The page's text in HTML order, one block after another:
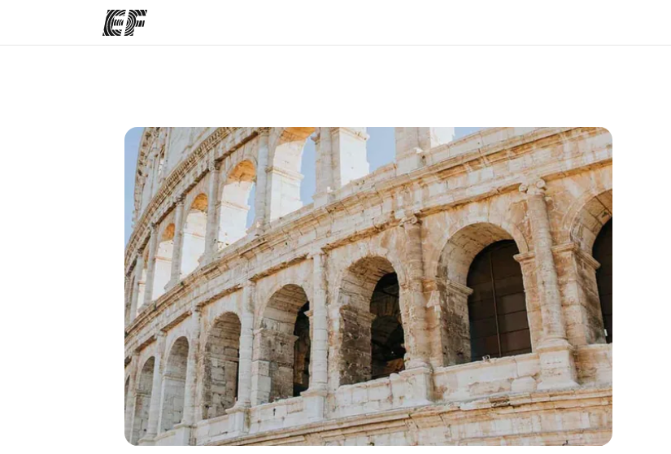
Kantor terdekat Cerita kami Bergabung dengan tim kami